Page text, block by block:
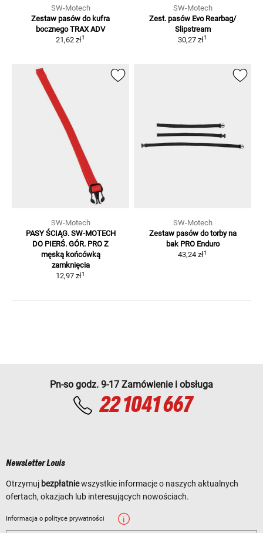
SW-Motech
Zestaw pasów do kufra
bocznego TRAX ADV
21,62 zł1
SW-Motech
Zest. pasów Evo Rearbag/
Slipstream
30,27 zł1
SW-Motech
PASY ŚCIĄG. SW-MOTECH
DO PIERŚ. GÓR. PRO Z
męską końcówką
zamknięcia
12,97 zł1
SW-Motech
Zestaw pasów do torby na
bak PRO Enduro
43,24 zł1
Pn-so godz. 9-17 Zamówienie i obsługa
22 1041 667
Newsletter Louis
Otrzymuj bezpłatniewszystkie informacje o naszych aktualnych
ofertach, okazjach lub interesujących nowościach.
Informacja o polityce prywatności